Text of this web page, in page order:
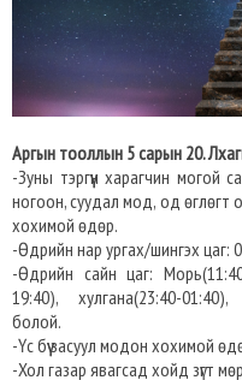
Аргын тооллын 5 сарын 20.
-Зуны тэргүүн харагчин
ногоон, суудал мод, од өглөгт
хохимой өдөр.
-Өдрийн нар ургах/шингэх цаг:
-Өдрийн сайн цаг:
19:40), хулгана(23:40-01:40),
болой.
-Үс бүү засуул модон хохимой
-Хол газар явагсад хойд зүгт